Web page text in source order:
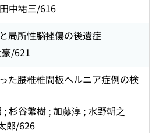
中祐三/616
局所性脳挫傷の後遺症
/621
た腰椎椎間板ヘルニア症例の検
杉谷繁樹 ; 加藤淳 ; 水野朝之
郎/626